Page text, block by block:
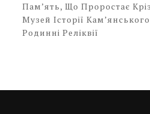
Пам’ять, Що Проростає
Музей Історії
Родинні Реліквії